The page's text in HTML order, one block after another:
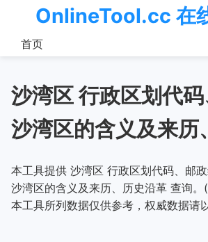
OnlineTool.cc 在
首页
沙湾区的含义及来历
本工具提供 沙湾区 行政区划代码、邮政
沙湾区的含义及来历、历史沿革 查询。
本工具所列数据仅供参考，权威数据请